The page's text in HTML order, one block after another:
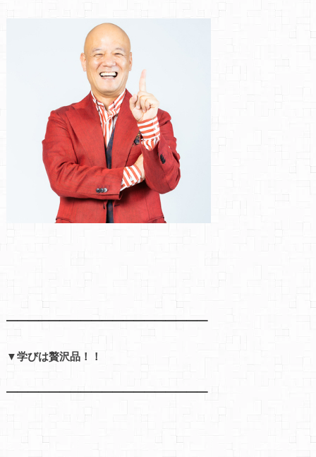
━━━━━━━━━━━━━━━━━━━
▼学びは贅沢品！！
━━━━━━━━━━━━━━━━━━━